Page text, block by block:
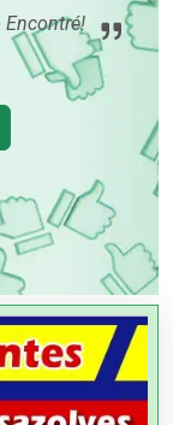
Encontré!